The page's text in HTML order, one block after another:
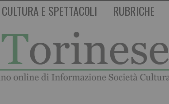
CULTURA E SPETTACOLI RUBRICHE